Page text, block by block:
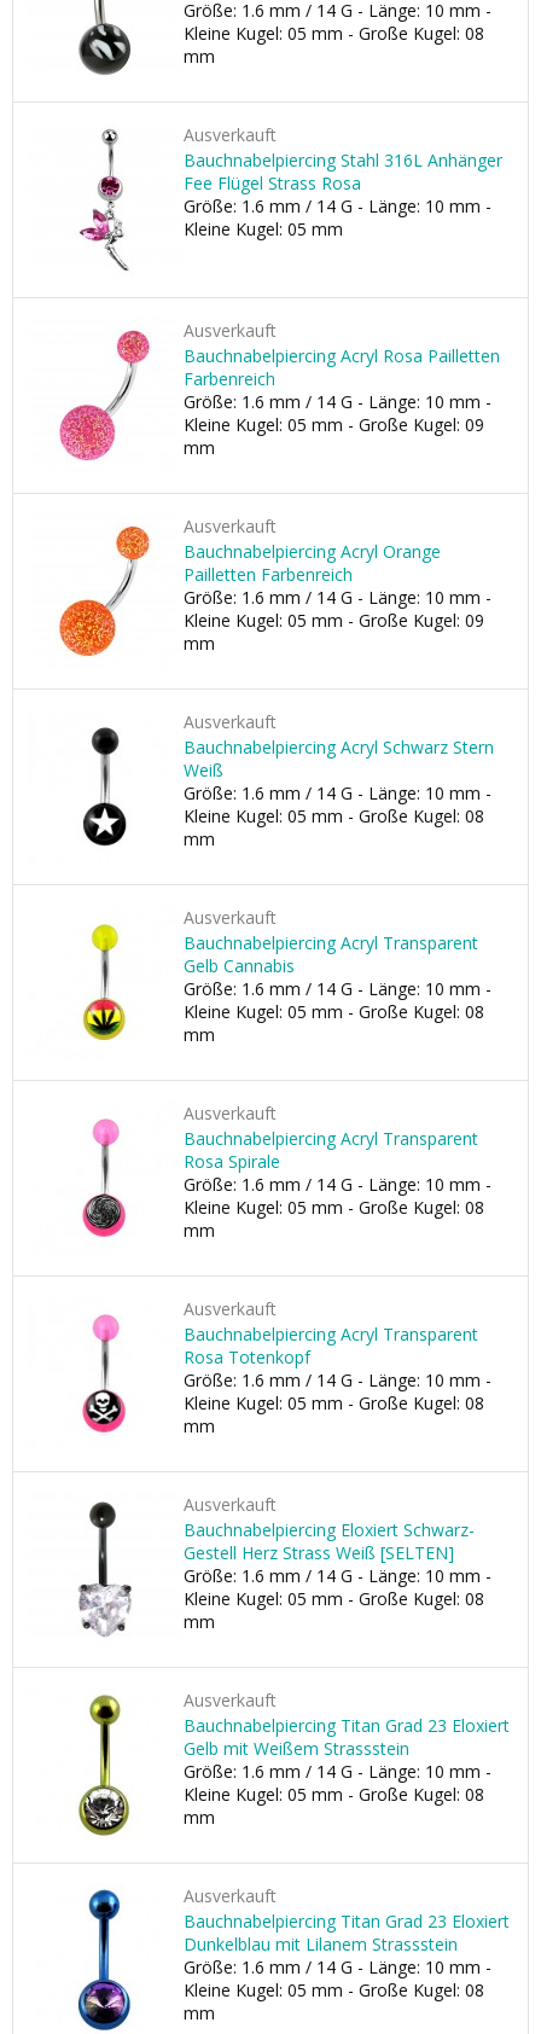
Größe: 1.6 mm / 14 G - Länge: 10 mm -
Kleine Kugel: 05 mm - Große Kugel: 08
mm
Ausverkauft
Bauchnabelpiercing Stahl 316L Anhänger
Fee Flügel Strass Rosa
Größe: 1.6 mm / 14 G - Länge: 10 mm -
Kleine Kugel: 05 mm
Ausverkauft
Bauchnabelpiercing Acryl Rosa Pailletten
Farbenreich
Größe: 1.6 mm / 14 G - Länge: 10 mm -
Kleine Kugel: 05 mm - Große Kugel: 09
mm
Ausverkauft
Bauchnabelpiercing Acryl Orange
Pailletten Farbenreich
Größe: 1.6 mm / 14 G - Länge: 10 mm -
Kleine Kugel: 05 mm - Große Kugel: 09
mm
Ausverkauft
Bauchnabelpiercing Acryl Schwarz Stern
Weiß
Größe: 1.6 mm / 14 G - Länge: 10 mm -
Kleine Kugel: 05 mm - Große Kugel: 08
mm
Ausverkauft
Bauchnabelpiercing Acryl Transparent
Gelb Cannabis
Größe: 1.6 mm / 14 G - Länge: 10 mm -
Kleine Kugel: 05 mm - Große Kugel: 08
mm
Ausverkauft
Bauchnabelpiercing Acryl Transparent
Rosa Spirale
Größe: 1.6 mm / 14 G - Länge: 10 mm -
Kleine Kugel: 05 mm - Große Kugel: 08
mm
Ausverkauft
Bauchnabelpiercing Acryl Transparent
Rosa Totenkopf
Größe: 1.6 mm / 14 G - Länge: 10 mm -
Kleine Kugel: 05 mm - Große Kugel: 08
mm
Ausverkauft
Bauchnabelpiercing Eloxiert Schwarz-
Gestell Herz Strass Weiß [SELTEN]
Größe: 1.6 mm / 14 G - Länge: 10 mm -
Kleine Kugel: 05 mm - Große Kugel: 08
mm
Ausverkauft
Bauchnabelpiercing Titan Grad 23 Eloxiert
Gelb mit Weißem Strassstein
Größe: 1.6 mm / 14 G - Länge: 10 mm -
Kleine Kugel: 05 mm - Große Kugel: 08
mm
Ausverkauft
Bauchnabelpiercing Titan Grad 23 Eloxiert
Dunkelblau mit Lilanem Strassstein
Größe: 1.6 mm / 14 G - Länge: 10 mm -
Kleine Kugel: 05 mm - Große Kugel: 08
mm